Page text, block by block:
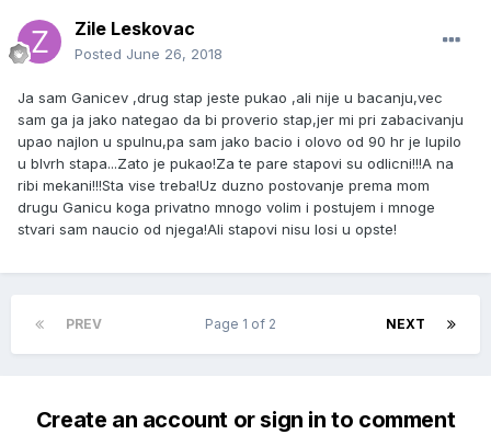
Zile Leskovac
Posted June 26, 2018
Ja sam Ganicev ,drug stap jeste pukao ,ali nije u bacanju,vec
sam ga ja jako nategao da bi proverio stap,jer mi pri zabacivanju
upao najlon u spulnu,pa sam jako bacio i olovo od 90 hr je lupilo
u blvrh stapa...Zato je pukao!Za te pare stapovi su odlicni!!!A na
ribi mekani!!!Sta vise treba!Uz duzno postovanje prema mom
drugu Ganicu koga privatno mnogo volim i postujem i mnoge
stvari sam naucio od njega!Ali stapovi nisu losi u opste!
PREV NEXT
Page 1 of 2
Create an account or sign in to comment